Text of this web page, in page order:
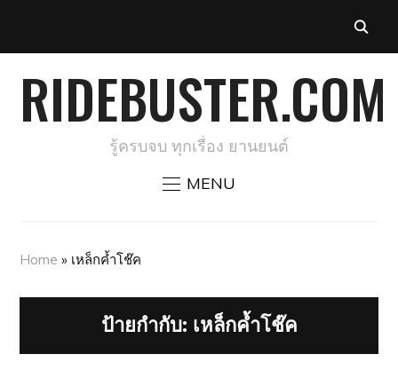
RIDEBUSTER.COM
รู้ครบจบ ทุกเรื่อง ยานยนต์
MENU
Home » เหล็กค้ำโช๊ค
ป้ายกำกับ: เหล็กค้ำโช๊ค